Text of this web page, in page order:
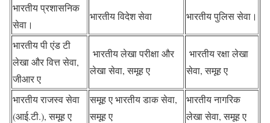
भारतीय प्रशासनिक
सेवा।
भारतीय विदेश सेवा भारतीय पुलिस सेवा।
भारतीय पी एंड टी
लेखा और वित्त सेवा,
जीआर ए
भारतीय लेखा परीक्षा और
लेखा सेवा, समूह ए
भारतीय रक्षा लेखा
सेवा, समूह ए
भारतीय राजस्व सेवा
(आई.टी.), समूह ए
समूह ए भारतीय डाक सेवा,
समूह ए
भारतीय नागरिक
लेखा सेवा, समूह ए